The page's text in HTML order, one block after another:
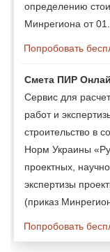
определению
Минрегиона от
Попробовать
Смета ПИР
Сервис для
работ и
строительство в
Норм Украины
проектных,
экспертизы
(приказ
Попробовать